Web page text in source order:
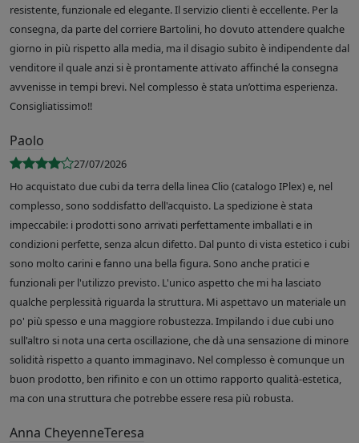
resistente, funzionale ed elegante. Il servizio clienti è eccellente. Per la
consegna, da parte del corriere Bartolini, ho dovuto attendere qualche
giorno in più rispetto alla media, ma il disagio subito è indipendente dal
venditore il quale anzi si è prontamente attivato affinché la consegna
avvenisse in tempi brevi. Nel complesso è stata un’ottima esperienza.
Consigliatissimo!!
Paolo
27/07/2026
Ho acquistato due cubi da terra della linea Clio (catalogo IPlex) e, nel
complesso, sono soddisfatto dell'acquisto. La spedizione è stata
impeccabile: i prodotti sono arrivati perfettamente imballati e in
condizioni perfette, senza alcun difetto. Dal punto di vista estetico i cubi
sono molto carini e fanno una bella figura. Sono anche pratici e
funzionali per l'utilizzo previsto. L'unico aspetto che mi ha lasciato
qualche perplessità riguarda la struttura. Mi aspettavo un materiale un
po' più spesso e una maggiore robustezza. Impilando i due cubi uno
sull'altro si nota una certa oscillazione, che dà una sensazione di minore
solidità rispetto a quanto immaginavo. Nel complesso è comunque un
buon prodotto, ben rifinito e con un ottimo rapporto qualità-estetica,
ma con una struttura che potrebbe essere resa più robusta.
Anna CheyenneTeresa